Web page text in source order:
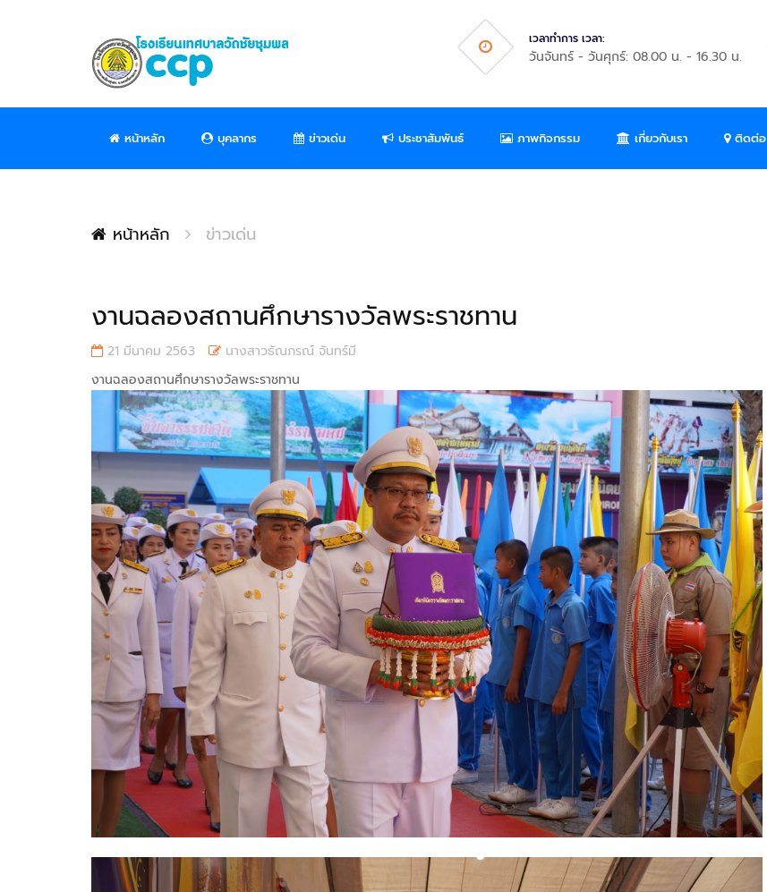
เวลาทำการ เวลา:
วันจันทร์ - วันศุกร์: 08.00 น. - 16.30 น.
หน้าหลัก บุคลากร ข่าวเด่น ประชาสัมพันธ์ ภาพกิจกรรม เกี่ยวกับเรา ติดต่อ
หน้าหลัก ข่าวเด่น
งานฉลองสถานศึกษารางวัลพระราชทาน
21 มีนาคม 2563
นางสาวธัณภรณ์ จันทร์มี
งานฉลองสถานศึกษารางวัลพระราชทาน